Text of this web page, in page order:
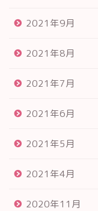
2021年9月
2021年8月
2021年7月
2021年6月
2021年5月
2021年4月
2020年11月